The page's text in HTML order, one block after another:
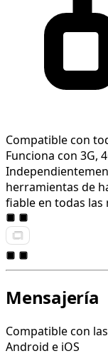
Compatible con
Funciona con 3G,
herramientas de
fiable en todas las
Mensajería
Compatible con
Android e iOS